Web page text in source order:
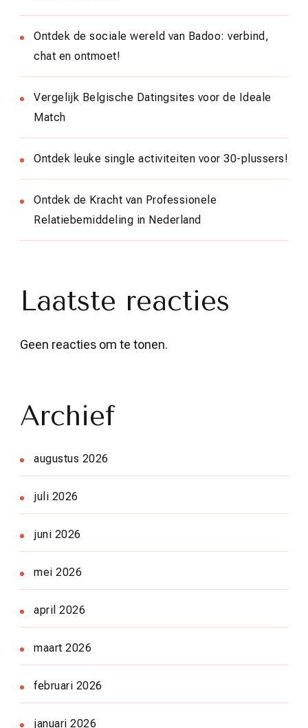
Ontdek de sociale wereld van Badoo: verbind,
chat en ontmoet!
Vergelijk Belgische Datingsites voor de Ideale
Match
Ontdek leuke single activiteiten voor 30-plussers!
Ontdek de Kracht van Professionele
Relatiebemiddeling in Nederland
Laatste reacties
Geen reacties om te tonen.
Archief
augustus 2026
juli 2026
juni 2026
mei 2026
april 2026
maart 2026
februari 2026
januari 2026